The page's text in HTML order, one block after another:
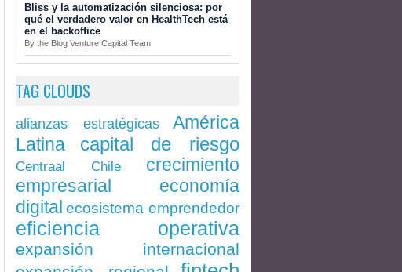
Bliss y la automatización silenciosa: por
qué el verdadero valor en HealthTech está
en el backoffice
By the Blog Venture Capital Team
TAG CLOUDS
alianzas estratégicas
América
Latina
capital de riesgo
Centraal Chile
crecimiento
empresarial
economía
digital ecosistema emprendedor
eficiencia operativa
expansión internacional